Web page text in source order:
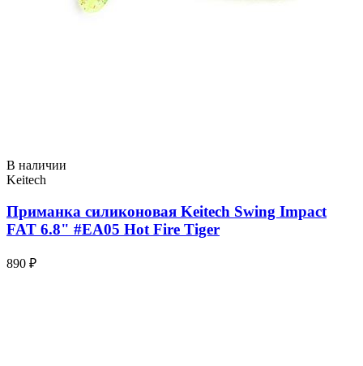
В наличии
Keitech
Приманка силиконовая Keitech Swing Impact
FAT 6.8" #EA05 Hot Fire Tiger
890 ₽